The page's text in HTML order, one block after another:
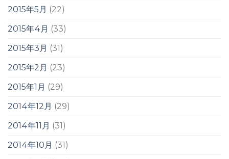
2015年5月 (22)
2015年4月 (33)
2015年3月 (31)
2015年2月 (23)
2015年1月 (29)
2014年12月 (29)
2014年11月 (31)
2014年10月 (31)